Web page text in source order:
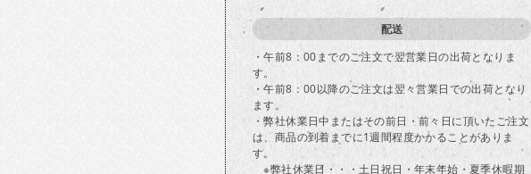
配送
・午前8：00までのご注文で翌営業日の出荷となりま
す。
・午前8：00以降のご注文は翌々営業日での出荷となり
ます。
・弊社休業日中またはその前日・前々日に頂いたご注文
は、商品の到着までに1週間程度かかることがありま
す。
※弊社休業日・・・土日祝日・年末年始・夏季休暇期